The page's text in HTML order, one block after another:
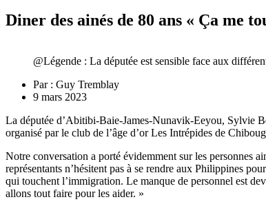
Diner des ainés de 80 ans « Ça me
@Légende : La députée est sensible face aux
Par : Guy Tremblay
9 mars 2023
La députée d’Abitibi-Baie-James-Nunavik-Eeyou, Sylvie
organisé par le club de l’âge d’or Les Intrépides de
Notre conversation a porté évidemment sur les personnes
représentants n’hésitent pas à se rendre aux Philippines
qui touchent l’immigration. Le manque de personnel est
allons tout faire pour les aider. »